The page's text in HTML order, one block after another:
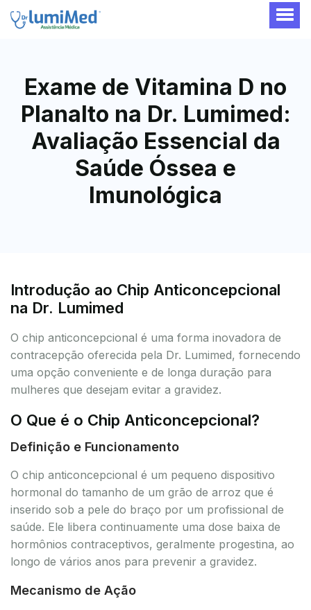
Exame de Vitamina D no
Planalto na Dr. Lumimed:
Avaliação Essencial da
Saúde Óssea e
Imunológica
Introdução ao Chip Anticoncepcional
na Dr. Lumimed
O chip anticoncepcional é uma forma inovadora de
contracepção oferecida pela Dr. Lumimed, fornecendo
uma opção conveniente e de longa duração para
mulheres que desejam evitar a gravidez.
O Que é o Chip Anticoncepcional?
Definição e Funcionamento
O chip anticoncepcional é um pequeno dispositivo
hormonal do tamanho de um grão de arroz que é
inserido sob a pele do braço por um profissional de
saúde. Ele libera continuamente uma dose baixa de
hormônios contraceptivos, geralmente progestina, ao
longo de vários anos para prevenir a gravidez.
Mecanismo de Ação